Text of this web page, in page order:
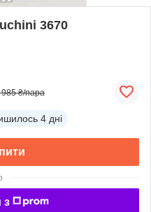
3670
985 ₴/пара
4 дні
з